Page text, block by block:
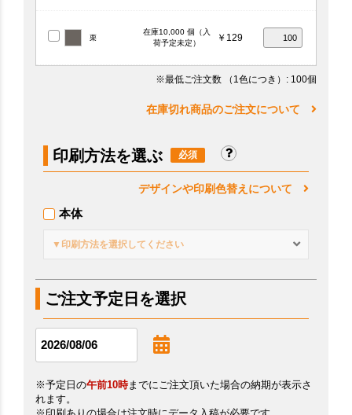
栗
在庫10,000 個（入
荷予定未定）
￥129
※最低ご注文数 （1色につき） : 100個
在庫切れ商品のご注文について
印刷方法を選ぶ
デザインや印刷色替えについて
本体
▼印刷方法を選択してください
ご注文予定日を選択
※予定日の午前10時までにご注文頂いた場合の納期が表示さ
れます。